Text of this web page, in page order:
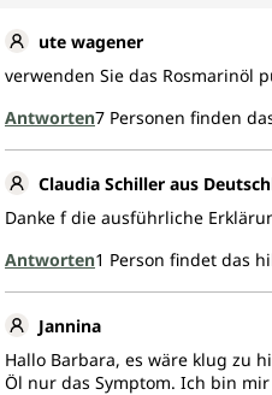
ute wagener
verwenden Sie das Rosmarinöl
Antworten7 Personen finden
Claudia Schiller aus
Danke f die ausführliche
Antworten1 Person findet das
Jannina
Hallo Barbara, es wäre klug zu
Öl nur das Symptom. Ich bin